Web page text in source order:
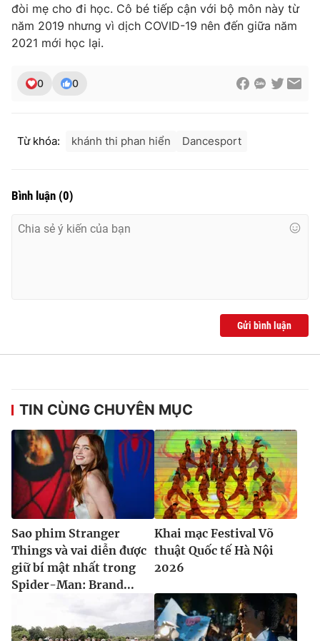
đòi mẹ cho đi học. Cô bé tiếp cận với bộ môn này từ
năm 2019 nhưng vì dịch COVID-19 nên đến giữa năm
2021 mới học lại.
0 0
Từ khóa: khánh thi phan hiển Dancesport
Bình luận (0)
Gửi bình luận
TIN CÙNG CHUYÊN MỤC
Sao phim Stranger
Things và vai diễn được
giữ bí mật nhất trong
Spider-Man: Brand...
Khai mạc Festival Võ
thuật Quốc tế Hà Nội
2026